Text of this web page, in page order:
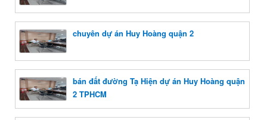
chuyên dự án Huy Hoàng quận 2
bán đất đường Tạ Hiện dự án Huy Hoàng quận
2 TPHCM